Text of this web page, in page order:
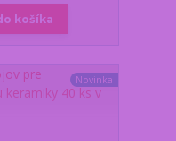
košíka
Novinka